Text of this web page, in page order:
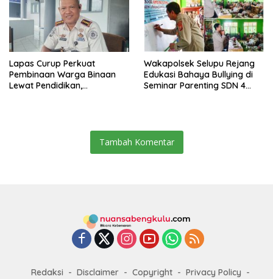
Lapas Curup Perkuat
Pembinaan Warga Binaan
Lewat Pendidikan,
Wakapolsek Selupu Rejang
Edukasi Bahaya Bullying di
Seminar Parenting SDN 4
Tambah Komentar
Redaksi Disclaimer Copyright Privacy Policy